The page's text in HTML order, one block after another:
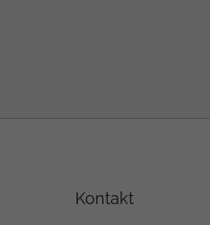
Kontakt